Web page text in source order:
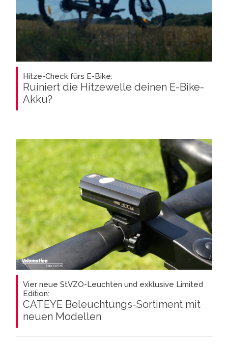
Hitze-Check fürs E-Bike:
Ruiniert die Hitzewelle deinen E-Bike-
Akku?
Vier neue StVZO-Leuchten und exklusive Limited
Edition:
CATEYE Beleuchtungs-Sortiment mit
neuen Modellen